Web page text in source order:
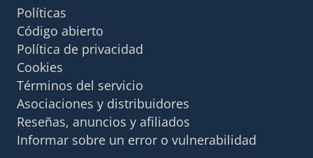
Políticas
Código abierto
Política de privacidad
Cookies
Términos del servicio
Asociaciones y distribuidores
Reseñas, anuncios y afiliados
Informar sobre un error o vulnerabilidad